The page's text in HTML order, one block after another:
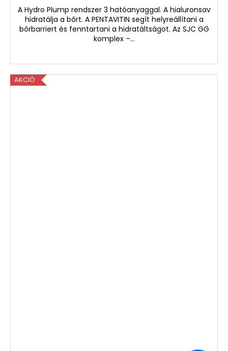
A Hydro Plump rendszer 3 hatóanyaggal. A hialuronsav
hidratálja a bőrt. A PENTAVITIN segít helyreállítani a
bőrbarriert és fenntartani a hidratáltságot. Az SJC GG
komplex –...
AKCIÓ